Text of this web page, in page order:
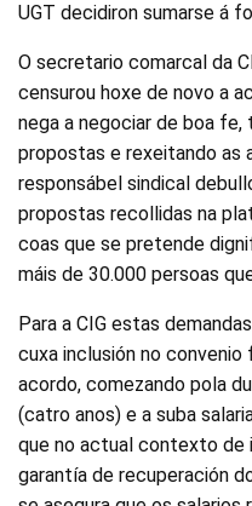
UGT decidiron sumarse á
O secretario comarcal da
censurou hoxe de novo a
nega a negociar de boa fe,
propostas e rexeitando as
responsábel sindical
propostas recollidas na
coas que se pretende
máis de 30.000 persoas
Para a CIG estas
cuxa inclusión no convenio
acordo, comezando pola
(catro anos) e a suba
que no actual contexto de
garantía de recuperación